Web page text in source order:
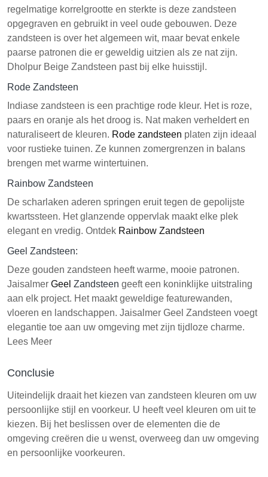
regelmatige korrelgrootte en sterkte is deze zandsteen
opgegraven en gebruikt in veel oude gebouwen. Deze
zandsteen is over het algemeen wit, maar bevat enkele
paarse patronen die er geweldig uitzien als ze nat zijn.
Dholpur Beige Zandsteen past bij elke huisstijl.
Rode Zandsteen
Indiase zandsteen is een prachtige rode kleur. Het is roze,
paars en oranje als het droog is. Nat maken verheldert en
naturaliseert de kleuren. Rode zandsteen platen zijn ideaal
voor rustieke tuinen. Ze kunnen zomergrenzen in balans
brengen met warme wintertuinen.
Rainbow Zandsteen
De scharlaken aderen springen eruit tegen de gepolijste
kwartssteen. Het glanzende oppervlak maakt elke plek
elegant en vredig. Ontdek Rainbow Zandsteen
Geel Zandsteen:
Deze gouden zandsteen heeft warme, mooie patronen.
Jaisalmer Geel Zandsteen geeft een koninklijke uitstraling
aan elk project. Het maakt geweldige featurewanden,
vloeren en landschappen. Jaisalmer Geel Zandsteen voegt
elegantie toe aan uw omgeving met zijn tijdloze charme.
Lees Meer
Conclusie
Uiteindelijk draait het kiezen van zandsteen kleuren om uw
persoonlijke stijl en voorkeur. U heeft veel kleuren om uit te
kiezen. Bij het beslissen over de elementen die de
omgeving creëren die u wenst, overweeg dan uw omgeving
en persoonlijke voorkeuren.